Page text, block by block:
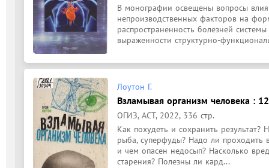
B монографии освещены вопросы
непроизводственных факторов на
распространенность болезней
выраженности структурно-
Лоутон Г.
Взламывая организм человека :
ОГИЗ, АСТ, 2022, 336 стр.
Как похудеть и сохранить
рыба, суперфуды? Надо ли проходить
и чем опасен недосып? Насколько
старения? Полезны ли кард...